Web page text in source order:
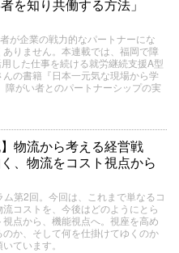
を知り共働する方法」
が企業の戦力的なパートナーにな
りません。本連載では、福岡で障
した仕事を続ける就労継続支援A型
の書籍『日本一元気な現場から学
がい者とのパートナーシップの実
】物流から考える経営戦
、物流をコスト視点から
第2回。今回は、これまで単なるコ
コストを、今後はどのようにとら
点から、機能視点へ。視座を高め
か、そして何を仕掛けてゆくのか
ています。